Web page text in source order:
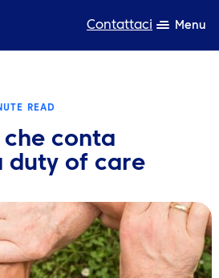
Contattaci Menu
READ
conta
duty of care